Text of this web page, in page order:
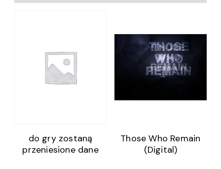
do gry zostaną
przeniesione dane
Those Who Remain
(Digital)